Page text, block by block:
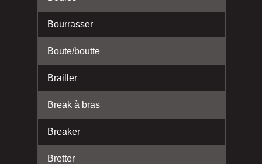
Bourrasser
Boute/boutte
Brailler
Break à bras
Breaker
Bretter